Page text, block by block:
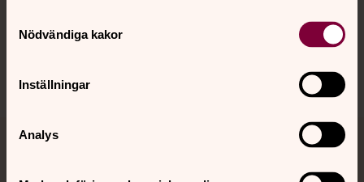
Nödvändiga kakor
Inställningar
Analys
Sociala kanaler